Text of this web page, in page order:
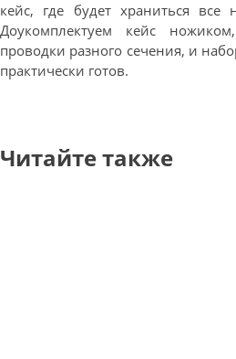
кейс, где будет храниться все
Доукомплектуем кейс
проводки разного сечения, и
практически готов.
Читайте также